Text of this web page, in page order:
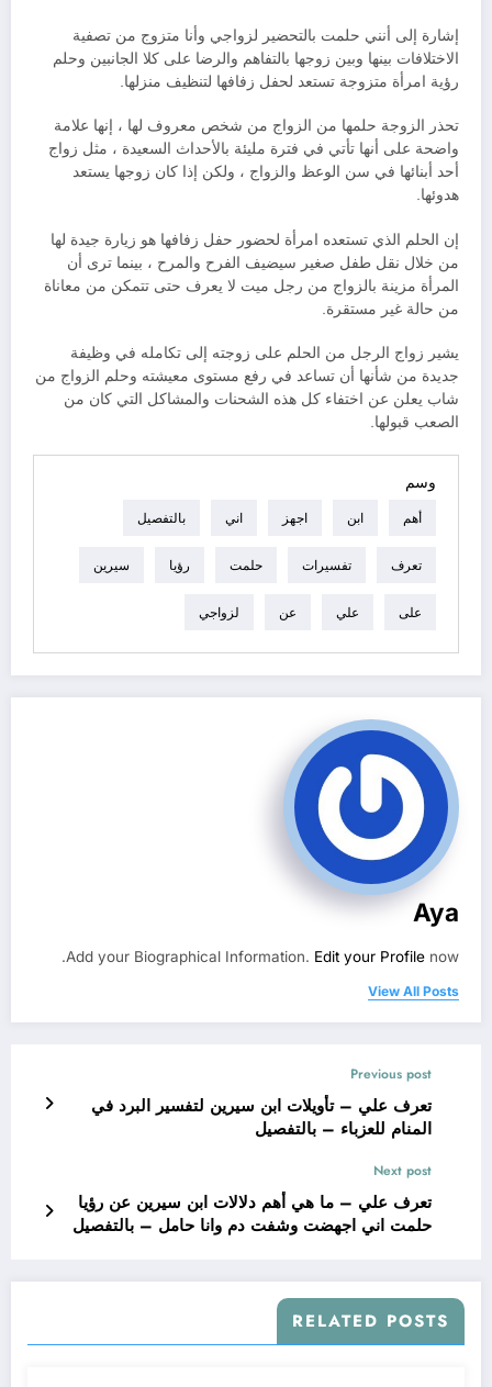
إشارة إلى أنني حلمت بالتحضير لزواجي وأنا متزوج من تصفية
الاختلافات بينها وبين زوجها بالتفاهم والرضا على كلا الجانبين وحلم
رؤية امرأة متزوجة تستعد لحفل زفافها لتنظيف منزلها.
تحذر الزوجة حلمها من الزواج من شخص معروف لها ، إنها علامة
واضحة على أنها تأتي في فترة مليئة بالأحداث السعيدة ، مثل زواج
أحد أبنائها في سن الوعظ والزواج ، ولكن إذا كان زوجها يستعد
هدوئها.
إن الحلم الذي تستعده امرأة لحضور حفل زفافها هو زيارة جيدة لها
من خلال نقل طفل صغير سيضيف الفرح والمرح ، بينما ترى أن
المرأة مزينة بالزواج من رجل ميت لا يعرف حتى تتمكن من معاناة
من حالة غير مستقرة.
يشير زواج الرجل من الحلم على زوجته إلى تكامله في وظيفة
جديدة من شأنها أن تساعد في رفع مستوى معيشته وحلم الزواج من
شاب يعلن عن اختفاء كل هذه الشحنات والمشاكل التي كان من
الصعب قبولها.
وسم
أهم ابن اجهز اني بالتفصيل
تعرف تفسيرات حلمت رؤيا سيرين
على علي عن لزواجي
Aya
Add your Biographical Information. Edit your Profile now.
View All Posts
Previous post
تعرف علي – تأويلات ابن سيرين لتفسير البرد في
المنام للعزباء – بالتفصيل
Next post
تعرف علي – ما هي أهم دلالات ابن سيرين عن رؤيا
حلمت اني اجهضت وشفت دم وانا حامل – بالتفصيل
RELATED POSTS